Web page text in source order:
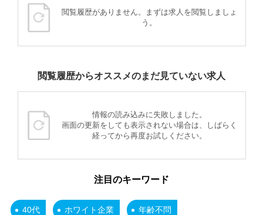
閲覧履歴がありません。まずは求人を閲覧しましょ
う。
閲覧履歴からオススメのまだ見ていない求人
情報の読み込みに失敗しました。
画面の更新をしても表示されない場合は、しばらく
経ってから再度お試しください。
注目のキーワード
40代 ホワイト企業 年齢不問